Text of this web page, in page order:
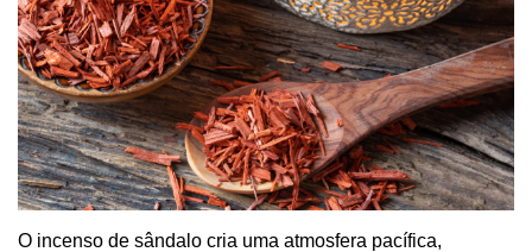
O incenso de sândalo cria uma atmosfera pacífica,